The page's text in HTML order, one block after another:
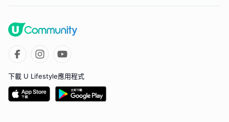
下載 U Lifestyle應用程式